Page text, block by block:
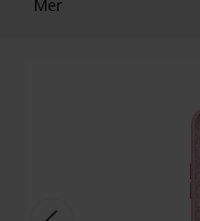
Mer